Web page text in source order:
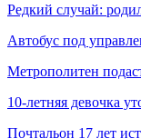
Редкий случай:
Автобус под
Метрополитен
10-летняя девочка
Почтальон 17 лет